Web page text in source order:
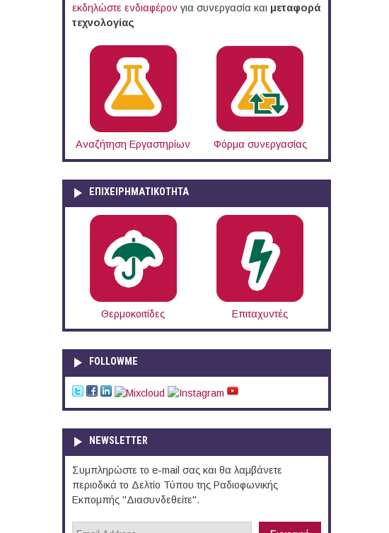
εκδηλώστε ενδιαφέρον για συνεργασία και μεταφορά
τεχνολογίας
Αναζήτηση Εργαστηρίων Φόρμα συνεργασίας
ΕΠΙΧΕΙΡΗΜΑΤΙΚΟΤΗΤΑ
Θερμοκοιτίδες Επιταχυντές
FOLLOWME
NEWSLETTER
Συμπληρώστε το e-mail σας και θα λαμβάνετε
περιοδικά το Δελτίο Τύπου της Ραδιοφωνικής
Εκπομπής "Διασυνδεθείτε".